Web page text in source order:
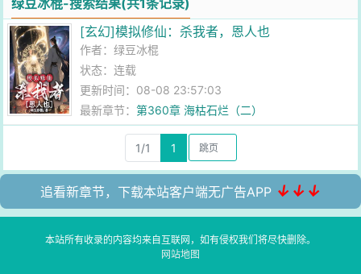
绿豆冰棍-搜索结果(共1条记录)
[玄幻]模拟修仙：杀我者，恩人也
作者：绿豆冰棍
状态：连载
更新时间：08-08 23:57:03
最新章节：第360章 海枯石烂（二）
1/1 1
追看新章节，下载本站客户端无广告APP ↓↓↓
本站所有收录的内容均来自互联网，如有侵权我们将尽快删除。
网站地图